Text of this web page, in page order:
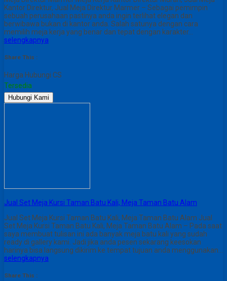
Kantor Direktur, Jual Meja Direktur Marmer – Sebagai pemimpin
sebuah perusahaan pastinya anda ingin terlihat elegan dan
berwibawa bukan di kantor anda. Salah satunya dengan cara
memilih meja kerja yang benar dan tepat dengan karakter…
selengkapnya
Share This :
Harga Hubungi CS
Tersedia
Hubungi Kami
Jual Set Meja Kursi Taman Batu Kali, Meja Taman Batu Alam
Jual Set Meja Kursi Taman Batu Kali, Meja Taman Batu Alam Jual
Set Meja Kursi Taman Batu Kali, Meja Taman Batu Alam – Pada saat
saya membuat tulisan ini ada banyak meja batu kali yang sudah
ready di gallery kami. Jadi jika anda pesen sekarang keesokan
harinya bisa langsung dikirim ke tempat tujuan anda menggunakan…
selengkapnya
Share This :